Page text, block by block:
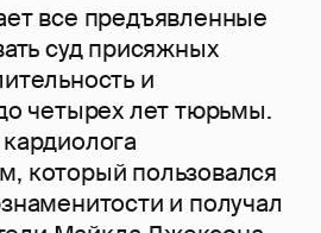
все предъявленные
суд присяжных
и
четырех лет тюрьмы.
который пользовался
и получал